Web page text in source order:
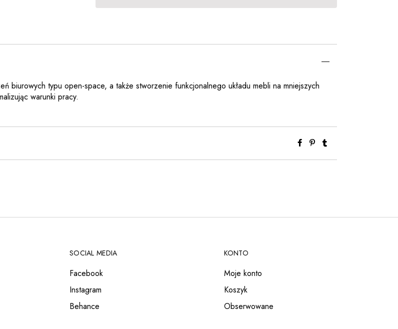
biurowych typu open-space, a także stworzenie funkcjonalnego układu mebli na mniejszych
warunki pracy.
SOCIAL MEDIA
Facebook
Instagram
Behance
KONTO
Moje konto
Koszyk
Obserwowane